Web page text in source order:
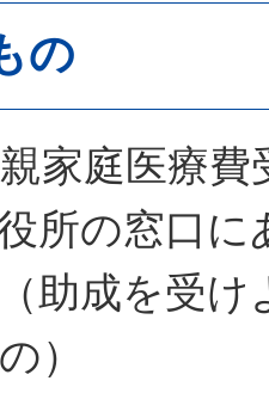
の
家庭医療費
所の窓口に
助成を受け
）